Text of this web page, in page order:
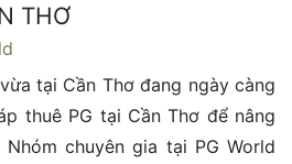
THƠ
tại Cần Thơ đang ngày càng
thuê PG tại Cần Thơ để nâng
chuyên gia tại PG World